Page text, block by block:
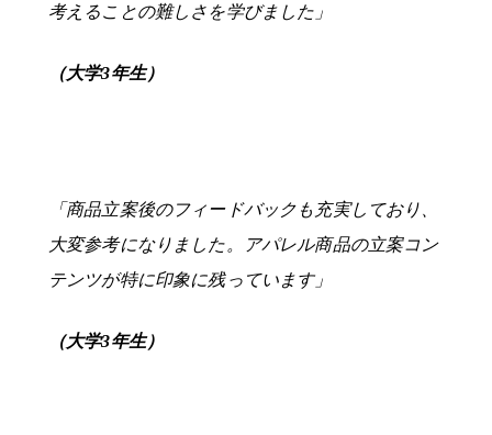
考えることの難しさを学びました」
（大学3年生）
「商品立案後のフィードバックも充実しており、
大変参考になりました。アパレル商品の立案コン
テンツが特に印象に残っています」
（大学3年生）